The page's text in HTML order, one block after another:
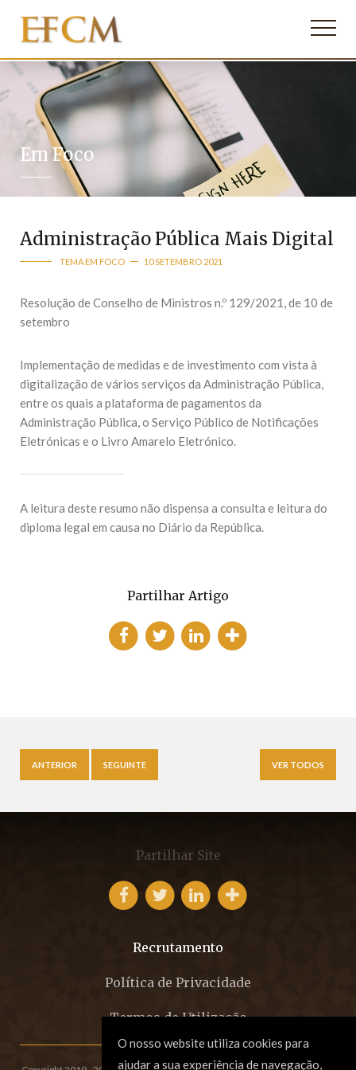
Em Foco
Administração Pública Mais Digital
TEMA EM FOCO 10 SETEMBRO 2021
Resolução de Conselho de Ministros n.º 129/2021, de 10 de
setembro
Implementação de medidas e de investimento com vista à
digitalização de vários serviços da Administração Pública,
entre os quais a plataforma de pagamentos da
Administração Pública, o Serviço Público de Notificações
Eletrónicas e o Livro Amarelo Eletrónico.
A leitura deste resumo não dispensa a consulta e leitura do
diploma legal em causa no Diário da República.
Partilhar Artigo
ANTERIOR SEGUINTE VER TODOS
Partilhar Site
Recrutamento
Política de Privacidade
Termos de Utilização
O nosso website utiliza cookies para
ajudar a sua experiência de navegação,